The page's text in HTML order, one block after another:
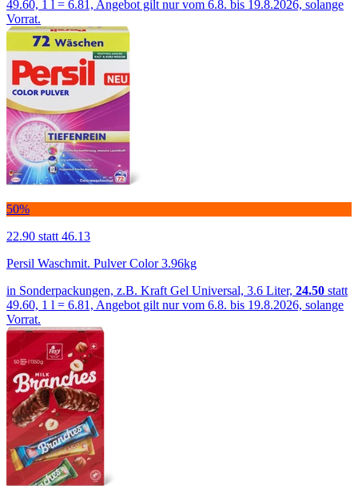
49.60, 1 l = 6.81, Angebot gilt nur vom 6.8. bis 19.8.2026, solange
Vorrat.
50%
22.90 statt 46.13
Persil Waschmit. Pulver Color 3.96kg
in Sonderpackungen, z.B. Kraft Gel Universal, 3.6 Liter, 24.50 statt
49.60, 1 l = 6.81, Angebot gilt nur vom 6.8. bis 19.8.2026, solange
Vorrat.